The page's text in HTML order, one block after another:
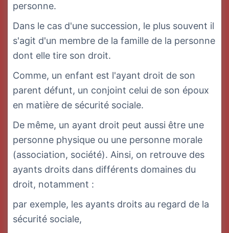
personne.
Dans le cas d'une succession, le plus souvent il
s'agit d'un membre de la famille de la personne
dont elle tire son droit.
Comme, un enfant est l'ayant droit de son
parent défunt, un conjoint celui de son époux
en matière de sécurité sociale.
De même, un ayant droit peut aussi être une
personne physique ou une personne morale
(association, société). Ainsi, on retrouve des
ayants droits dans différents domaines du
droit, notamment :
par exemple, les ayants droits au regard de la
sécurité sociale,